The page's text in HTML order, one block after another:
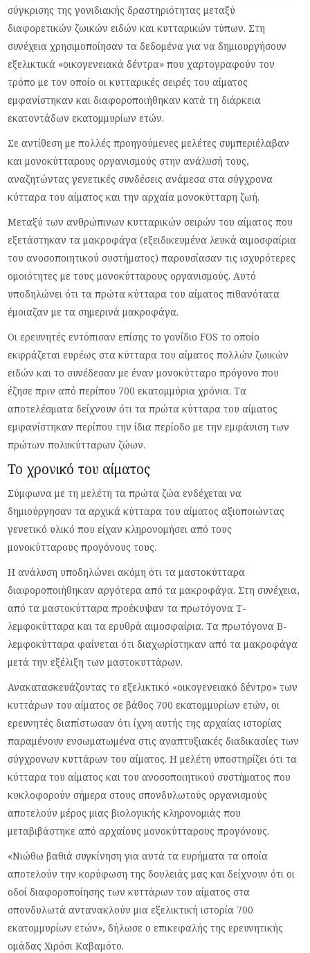
σύγκρισης της γονιδιακής δραστηριότητας μεταξύ
διαφορετικών ζωικών ειδών και κυτταρικών τύπων. Στη
συνέχεια χρησιμοποίησαν τα δεδομένα για να δημιουργήσουν
εξελικτικά «οικογενειακά δέντρα» που χαρτογραφούν τον
τρόπο με τον οποίο οι κυτταρικές σειρές του αίματος
εμφανίστηκαν και διαφοροποιήθηκαν κατά τη διάρκεια
εκατοντάδων εκατομμυρίων ετών.
Σε αντίθεση με πολλές προηγούμενες μελέτες συμπεριέλαβαν
και μονοκύτταρους οργανισμούς στην ανάλυσή τους,
αναζητώντας γενετικές συνδέσεις ανάμεσα στα σύγχρονα
κύτταρα του αίματος και την αρχαία μονοκύτταρη ζωή.
Μεταξύ των ανθρώπινων κυτταρικών σειρών του αίματος που
εξετάστηκαν τα μακροφάγα (εξειδικευμένα λευκά αιμοσφαίρια
του ανοσοποιητικού συστήματος) παρουσίασαν τις ισχυρότερες
ομοιότητες με τους μονοκύτταρους οργανισμούς. Αυτό
υποδηλώνει ότι τα πρώτα κύτταρα του αίματος πιθανότατα
έμοιαζαν με τα σημερινά μακροφάγα.
Οι ερευνητές εντόπισαν επίσης το γονίδιο FOS το οποίο
εκφράζεται ευρέως στα κύτταρα του αίματος πολλών ζωικών
ειδών και το συνέδεσαν με έναν μονοκύτταρο πρόγονο που
έζησε πριν από περίπου 700 εκατομμύρια χρόνια. Τα
αποτελέσματα δείχνουν ότι τα πρώτα κύτταρα του αίματος
εμφανίστηκαν περίπου την ίδια περίοδο με την εμφάνιση των
πρώτων πολυκύτταρων ζώων.
Το χρονικό του αίματος
Σύμφωνα με τη μελέτη τα πρώτα ζώα ενδέχεται να
δημιούργησαν τα αρχικά κύτταρα του αίματος αξιοποιώντας
γενετικό υλικό που είχαν κληρονομήσει από τους
μονοκύτταρους προγόνους τους.
Η ανάλυση υποδηλώνει ακόμη ότι τα μαστοκύτταρα
διαφοροποιήθηκαν αργότερα από τα μακροφάγα. Στη συνέχεια,
από τα μαστοκύτταρα προέκυψαν τα πρωτόγονα Τ-
λεμφοκύτταρα και τα ερυθρά αιμοσφαίρια. Τα πρωτόγονα Β-
λεμφοκύτταρα φαίνεται ότι διαχωρίστηκαν από τα μακροφάγα
μετά την εξέλιξη των μαστοκυττάρων.
Ανακατασκευάζοντας το εξελικτικό «οικογενειακό δέντρο» των
κυττάρων του αίματος σε βάθος 700 εκατομμυρίων ετών, οι
ερευνητές διαπίστωσαν ότι ίχνη αυτής της αρχαίας ιστορίας
παραμένουν ενσωματωμένα στις αναπτυξιακές διαδικασίες των
σύγχρονων κυττάρων του αίματος. Η μελέτη υποστηρίζει ότι τα
κύτταρα του αίματος και του ανοσοποιητικού συστήματος που
κυκλοφορούν σήμερα στους σπονδυλωτούς οργανισμούς
αποτελούν μέρος μιας βιολογικής κληρονομιάς που
μεταβιβάστηκε από αρχαίους μονοκύτταρους προγόνους.
«Νιώθω βαθιά συγκίνηση για αυτά τα ευρήματα τα οποία
αποτελούν την κορύφωση της δουλειάς μας και δείχνουν ότι οι
οδοί διαφοροποίησης των κυττάρων του αίματος στα
σπονδυλωτά αντανακλούν μια εξελικτική ιστορία 700
εκατομμυρίων ετών», δήλωσε ο επικεφαλής της ερευνητικής
ομάδας Χιρόσι Καβαμότο.